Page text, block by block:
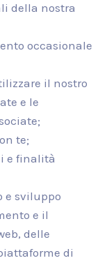
della nostra
occasionale
il nostro
e le
te;
e finalità
e sviluppo
e il
delle
di